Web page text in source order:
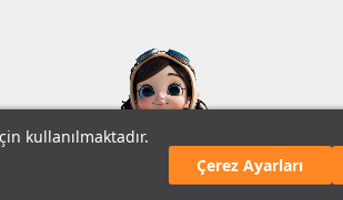
kullanılmaktadır.
Çerez Ayarları